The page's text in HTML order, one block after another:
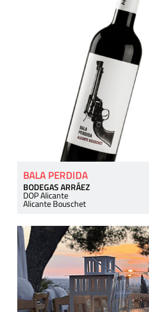
BALA PERDIDA
BODEGAS ARRÁEZ
DOP Alicante
Alicante Bouschet